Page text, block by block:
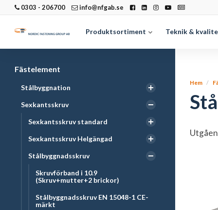
0303 - 206700 info@nfgab.se
Produktsortiment Teknik &
Fästelement
Stålbyggnation
Sexkantsskruv
Sexkantsskruv standard
Sexkantsskruv Helgängad
Stålbyggnadsskruv
Skruvförband i 10.9
(Skruv+mutter+2 brickor)
Stålbyggnadsskruv EN 15048-1 CE-
märkt
Hem